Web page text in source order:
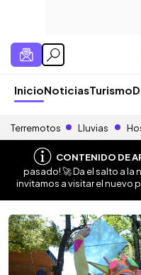
InicioNoticiasTurismo
Terremotos Lluvias
CONTENIDO DE
pasado! 🚀 Da el salto a la
invitamos a visitar el nuevo